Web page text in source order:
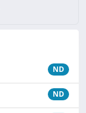
ND
ND